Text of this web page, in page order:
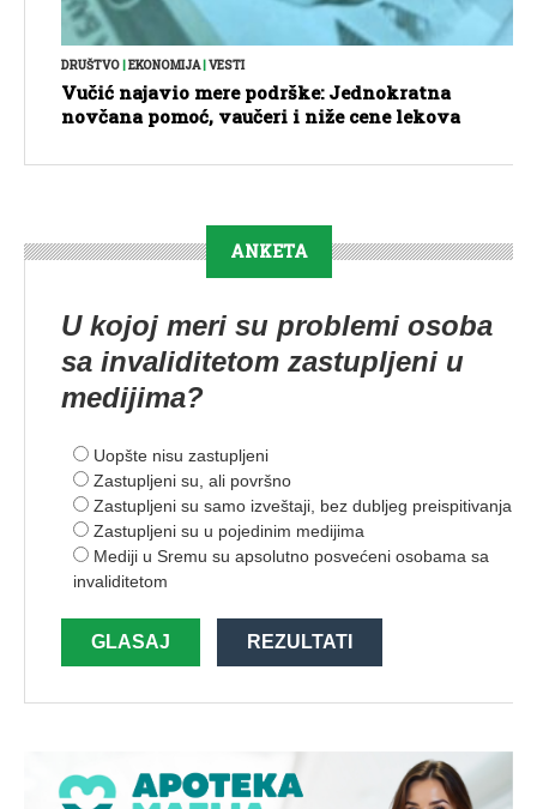
DRUŠTVO|EKONOMIJA|VESTI
Vučić najavio mere podrške: Jednokratna
novčana pomoć, vaučeri i niže cene lekova
ANKETA
U kojoj meri su problemi osoba
sa invaliditetom zastupljeni u
medijima?
Uopšte nisu zastupljeni
Zastupljeni su, ali površno
Zastupljeni su samo izveštaji, bez dubljeg preispitivanja
Zastupljeni su u pojedinim medijima
Mediji u Sremu su apsolutno posvećeni osobama sa
invaliditetom
GLASAJ REZULTATI